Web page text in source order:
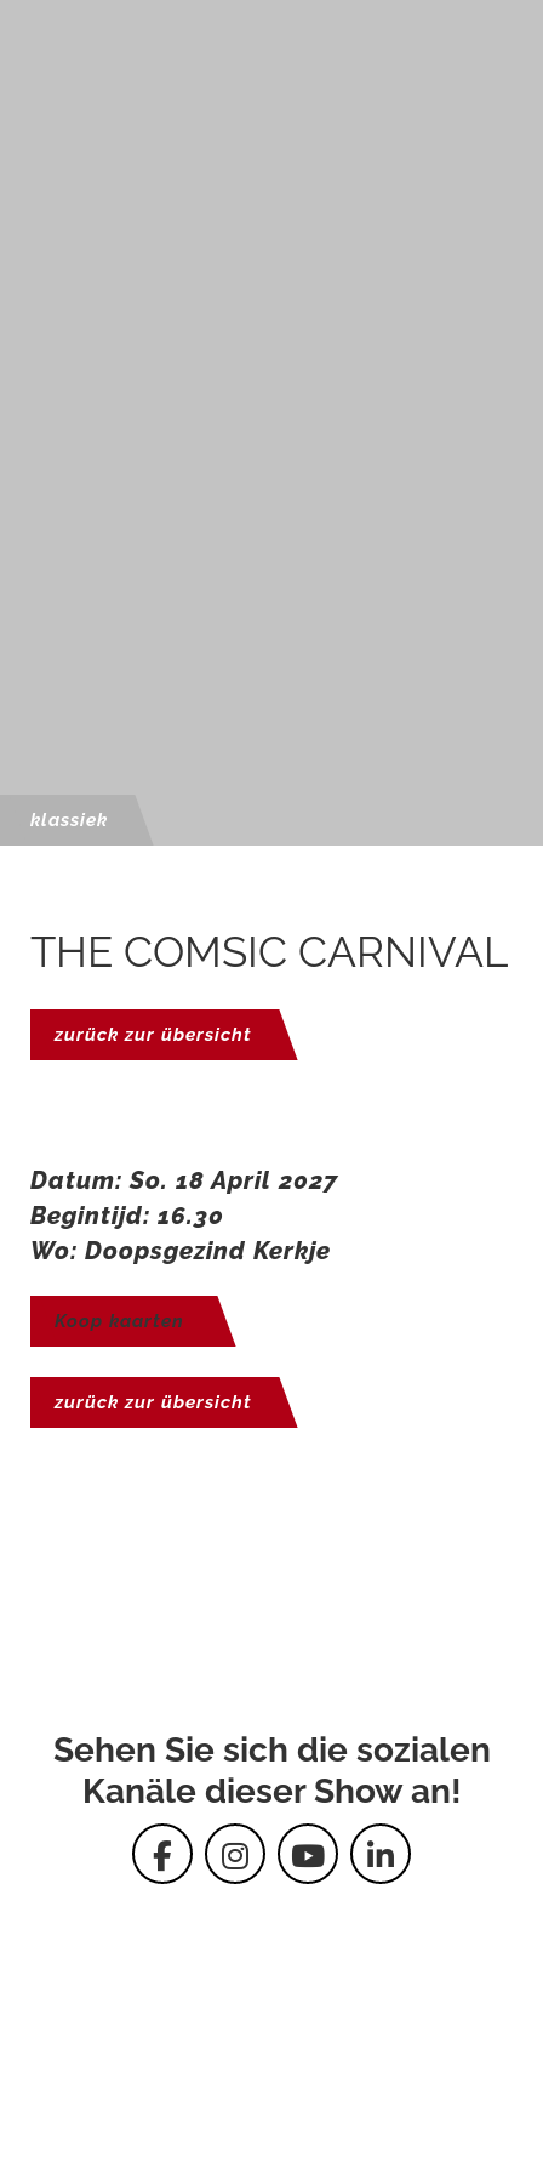
klassiek
THE COMSIC CARNIVAL
zurück zur übersicht
Datum: So. 18 April 2027
Begintijd: 16.30
Wo: Doopsgezind Kerkje
Koop kaarten
zurück zur übersicht
Sehen Sie sich die sozialen
Kanäle dieser Show an!